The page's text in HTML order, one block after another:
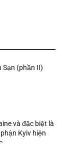
Sạn (phần II)
và đặc biệt là
Kyiv hiện